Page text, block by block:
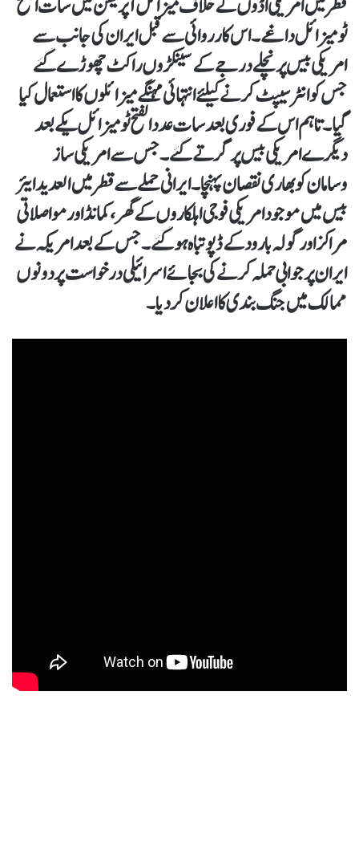
ٹو میزائل داغے۔ اس کارروائی سے قبل ایران کی جانب سے
امریکی بیس پر نچلے درجے کے سینکڑوں راکٹ چھوڑے گئے
جس کو انٹرسیپٹ کرنے کیلئے انتہائی مہنگے میزائلوں کا استعمال کیا
گیا۔ تا ہم اس کے فوری بعد سات عدد الفتح ٹو میزائل یکے بعد
دیگرے امریکی بیس پر گرتے گئے۔ جس سے امریکی ساز
وسامان کو بھاری نقصان پہنچا۔ ایرانی حملے سے قطر میں العدید ایئر
بیس میں موجود امریکی فوجی اہلکاروں کے گھر، کمانڈ اور مواصلاتی
مراکز اور گولہ بارود کے ڈپو تباہ ہو گئے۔ جس کے بعد امریکہ نے
ایران پر جوابی حملہ کرنے کی بجائے اسرائیلی درخواست پردونوں
ممالک میں جنگ بندی کا اعلان کر دیا۔